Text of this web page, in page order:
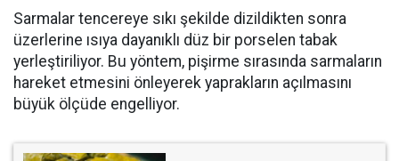
Sarmalar tencereye sıkı şekilde dizildikten sonra
üzerlerine ısıya dayanıklı düz bir porselen tabak
yerleştiriliyor. Bu yöntem, pişirme sırasında sarmaların
hareket etmesini önleyerek yaprakların açılmasını
büyük ölçüde engelliyor.